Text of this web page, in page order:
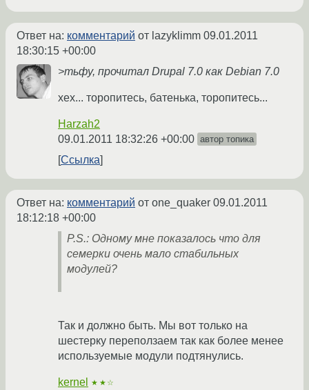
Ответ на: комментарий от lazyklimm 09.01.2011
18:30:15 +00:00
>тьфу, прочитал Drupal 7.0 как Debian 7.0
хех... торопитесь, батенька, торопитесь...
Harzah2
09.01.2011 18:32:26 +00:00 автор топика
Ссылка
Ответ на: комментарий от one_quaker 09.01.2011
18:12:18 +00:00
P.S.: Одному мне показалось что для
семерки очень мало стабильных
модулей?
Так и должно быть. Мы вот только на
шестерку переползаем так как более менее
используемые модули подтянулись.
kernel ★★☆